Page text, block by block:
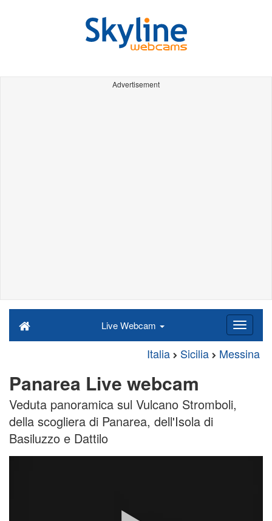
Advertisement
Live Webcam
Italia Sicilia Messina
Panarea Live webcam
Veduta panoramica sul Vulcano Stromboli,
della scogliera di Panarea, dell'Isola di
Basiluzzo e Dattilo